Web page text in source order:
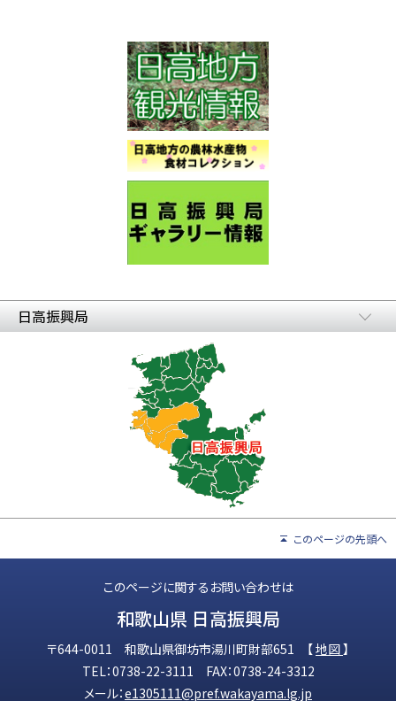
日高振興局
このページの先頭へ
このページに関するお問い合わせは
和歌山県 日高振興局
〒644-0011 和歌山県御坊市湯川町財部651 【地図】
TEL：0738-22-3111 FAX：0738-24-3312
メール：e1305111@pref.wakayama.lg.jp